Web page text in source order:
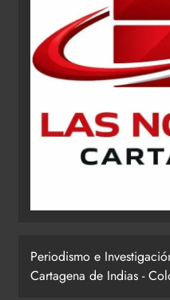
Periodismo e
Cartagena de Indias -